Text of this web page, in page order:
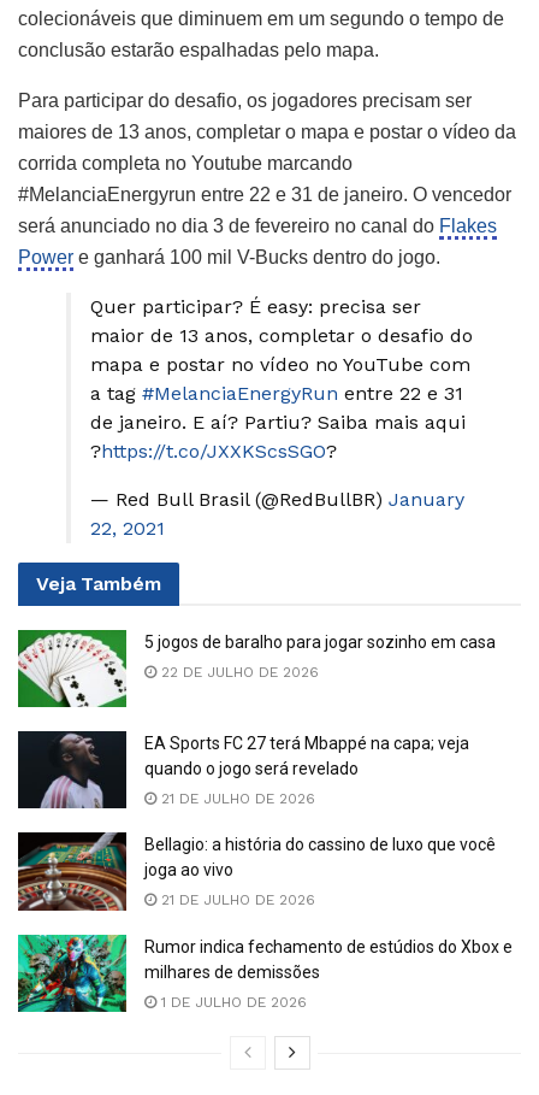
colecionáveis que diminuem em um segundo o tempo de
conclusão estarão espalhadas pelo mapa.
Para participar do desafio, os jogadores precisam ser
maiores de 13 anos, completar o mapa e postar o vídeo da
corrida completa no Youtube marcando
#MelanciaEnergyrun entre 22 e 31 de janeiro. O vencedor
será anunciado no dia 3 de fevereiro no canal do Flakes
Power e ganhará 100 mil V-Bucks dentro do jogo.
Quer participar? É easy: precisa ser
maior de 13 anos, completar o desafio do
mapa e postar no vídeo no YouTube com
a tag #MelanciaEnergyRun entre 22 e 31
de janeiro. E aí? Partiu? Saiba mais aqui
?https://t.co/JXXKScsSGO?
— Red Bull Brasil (@RedBullBR) January
22, 2021
Veja Também
5 jogos de baralho para jogar sozinho em casa
22 DE JULHO DE 2026
EA Sports FC 27 terá Mbappé na capa; veja
quando o jogo será revelado
21 DE JULHO DE 2026
Bellagio: a história do cassino de luxo que você
joga ao vivo
21 DE JULHO DE 2026
Rumor indica fechamento de estúdios do Xbox e
milhares de demissões
1 DE JULHO DE 2026